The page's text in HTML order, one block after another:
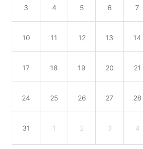
3 4 5 6 7
10 11 12 13 14
17 18 19 20 21
24 25 26 27 28
31 1 2 3 4